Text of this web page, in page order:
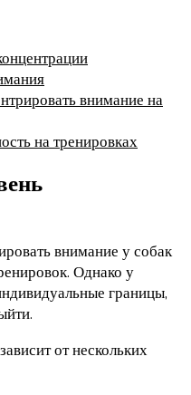
внимание на
на тренировках
внимание у собак
Однако у
границы,
от нескольких